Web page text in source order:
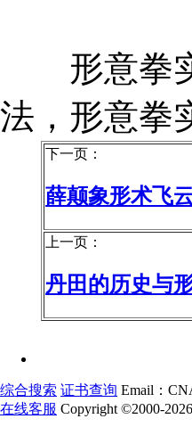
形意拳实
法，形意拳
下一页：
薛颠象形术飞
上一页：
丹田的历史与
综合搜索 证书查询 Email：
在线客服 Copyright ©2000-2026